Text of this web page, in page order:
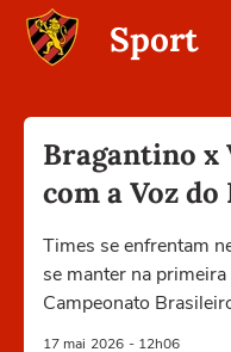
Sport
Bragantino x
com a Voz do
Times se enfrentam
se manter na
Campeonato
17 mai 2026 - 12h06